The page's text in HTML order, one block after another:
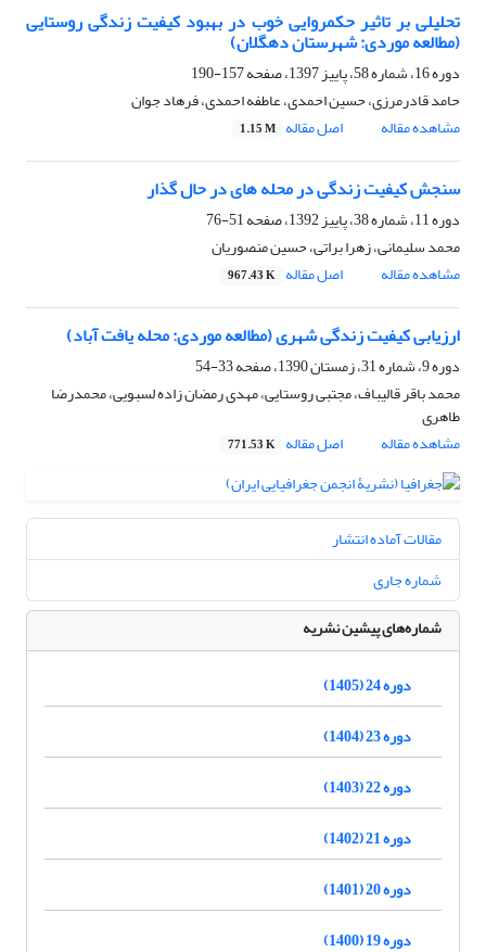
تحلیلی بر تاثیر حکمروایی خوب در بهبود کیفیت زندگی روستایی
(مطالعه موردی: شهرستان دهگلان)
دوره 16، شماره 58، پاییز 1397، صفحه
157-190
حامد قادرمرزی، حسین احمدی، عاطفه احمدی، فرهاد جوان
مشاهده مقاله
اصل مقاله 1.15 M
سنجش کیفیت زندگی در محله های در حال گذار
دوره 11، شماره 38، پاییز 1392، صفحه
51-76
محمد سلیمانی، زهرا براتی، حسین منصوریان
مشاهده مقاله
اصل مقاله 967.43 K
ارزیابی کیفیت زندگی شهری (مطالعه موردی: محله یافت آباد)
دوره 9، شماره 31، زمستان 1390، صفحه
33-54
محمد باقر قالیباف، مجتبی روستایی، مهدی رمضان زاده لسبویی، محمدرضا
طاهری
مشاهده مقاله
اصل مقاله 771.53 K
مقالات آماده انتشار
شماره جاری
شماره‌های پیشین نشریه
دوره 24 (1405)
دوره 23 (1404)
دوره 22 (1403)
دوره 21 (1402)
دوره 20 (1401)
دوره 19 (1400)